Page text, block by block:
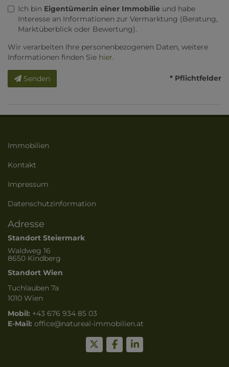
Ich bin Eigentümer:in einer Immobilie und habe
Interesse an Informationen zur Vermarktung (Beratung,
Marktüberblick oder Bewertung).
Wir verarbeiten Ihre personenbezogenen Daten, weitere
Informationen finden Sie hier.
Senden * Pflichtfelder
Immobilien
Kontakt
Impressum
Datenschutzinformation
Adresse
Standort Steiermark
Waldweg 16
8650 Kindberg
Standort Wien
Tuchlauben 7a
1010 Wien
Mobil: +43 676 934 85 03
E-Mail: office@natureal-immobilien.at